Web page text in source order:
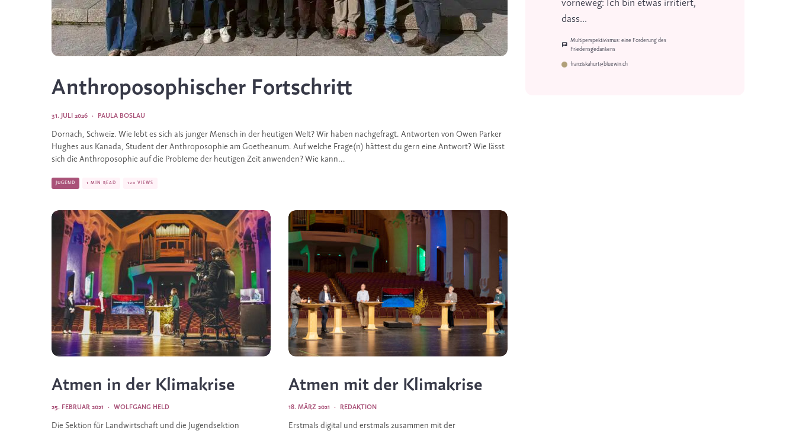
Anthroposophischer Fortschritt
PAULA BOSLAU
·
31. JULI 2026
Dornach, Schweiz. Wie lebt es sich als junger Mensch in der heutigen Welt? Wir haben nachgefragt. Antworten von Owen Parker
Hughes aus Kanada, Student der Anthroposophie am Goetheanum. Auf welche Frage(n) hättest du gern eine Antwort? Wie lässt
sich die Anthroposophie auf die Probleme der heutigen Zeit anwenden? Wie kann...
JUGEND 1 MIN READ 120 VIEWS
Atmen in der Klimakrise
WOLFGANG HELD
·
25. FEBRUAR 2021
Die Sektion für Landwirtschaft und die Jugendsektion
Atmen mit der Klimakrise
REDAKTION
·
18. MÄRZ 2021
Erstmals digital und erstmals zusammen mit der
vorneweg: Ich bin etwas irritiert,
dass...
Multiperspektivismus: eine Forderung des
Friedensgedankens
franziskahurt@bluewin.ch